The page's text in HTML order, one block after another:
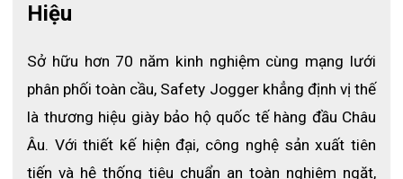
Hiệu
Sở hữu hơn 70 năm kinh nghiệm cùng mạng lưới
phân phối toàn cầu, Safety Jogger khẳng định vị thế
là thương hiệu giày bảo hộ quốc tế hàng đầu Châu
Âu. Với thiết kế hiện đại, công nghệ sản xuất tiên
tiến và hệ thống tiêu chuẩn an toàn nghiêm ngặt,